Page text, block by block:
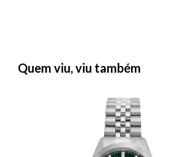
Quem viu, viu também